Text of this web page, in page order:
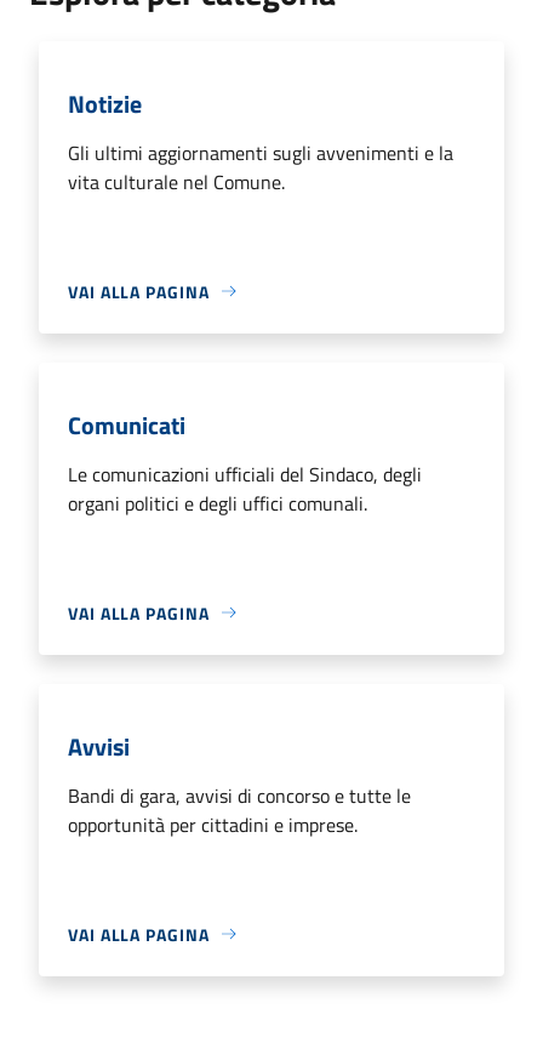
Notizie
Gli ultimi aggiornamenti sugli avvenimenti e la
vita culturale nel Comune.
VAI ALLA PAGINA
Comunicati
Le comunicazioni ufficiali del Sindaco, degli
organi politici e degli uffici comunali.
VAI ALLA PAGINA
Avvisi
Bandi di gara, avvisi di concorso e tutte le
opportunità per cittadini e imprese.
VAI ALLA PAGINA